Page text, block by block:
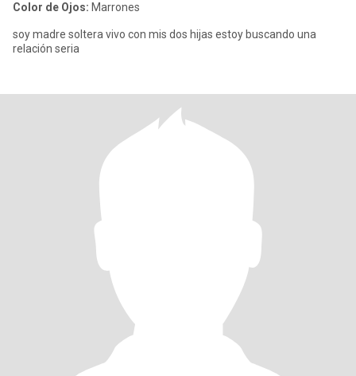
Color de Ojos: Marrones
soy madre soltera vivo con mis dos hijas estoy buscando una
relación seria